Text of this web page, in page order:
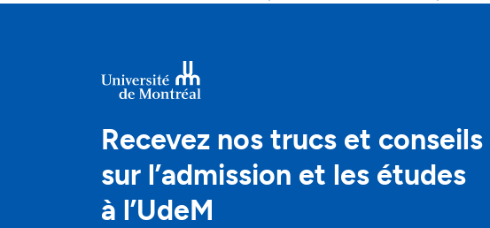
Recevez nos trucs et conseils
sur l’admission et les études
à l’UdeM